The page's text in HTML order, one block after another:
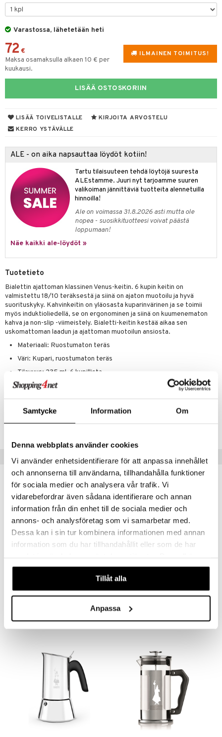
Samtycke Information Om
Denna webbplats använder cookies
Vi använder enhetsidentifierare för att anpassa innehållet
och annonserna till användarna, tillhandahålla funktioner
för sociala medier och analysera vår trafik. Vi
vidarebefordrar även sådana identifierare och annan
information från din enhet till de sociala medier och
annons- och analysföretag som vi samarbetar med.
Dessa kan i sin tur kombinera informationen med annan
information som du har tillhandahållit eller som de har
våra cookies vid fortsatt användande av vår webbplats.
Tillåt alla
Anpassa
Varastossa, lähetetään heti
ILMAINEN TOIMITUS!
72 €
Maksa osamaksulla alkaen 10 € per
kuukausi.
LISÄÄ OSTOSKORIIN
LISÄÄ TOIVELISTALLE
KIRJOITA ARVOSTELU
KERRO YSTÄVÄLLE
ALE - on aika napsauttaa löydöt kotiin!
Tartu tilaisuuteen tehdä löytöjä suuresta
ALEstamme. Juuri nyt tarjoamme suuren
valikoiman jännittäviä tuotteita alennetuilla
hinnoilla!
Ale on voimassa 31.8.2026 asti mutta ole
nopea - suosikkituotteesi voivat päästä
loppumaan!
Näe kaikki ale-löydöt »
Tuotetieto
Bialettin ajattoman klassinen Venus-keitin. 6 kupin keitin on
valmistettu 18/10 teräksestä ja siinä on ajaton muotoilu ja hyvä
suorituskyky. Kahvinkeitin on yläosasta kuparinvärinen ja se toimii
myös induktioliedellä, se on ergonominen ja siinä on kuumenematon
kahva ja non-slip -viimeistely. Bialetti-keitin kestää aikaa sen
uskomattoman laadun ja ajattoman muotoilun ansiosta.
Materiaali: Ruostumaton teräs
Väri: Kupari, ruostumaton teräs
Tilavuus: 235 ml, 6 kupillista
Korkeus: 19 cm
Tuotenumero
ICI85-1-XX
Vinkkejä sinulle
BIALETTI
Keitin Moka 6 kuppia
BIALETTI
48 €
& Kulhot
Siivous
sisustus
tarvikkeita
tekstiilit
koristelu
säilytys
tekstiilit
Saalit
& Tyynyliinat
& Peitot
& Koukut
& Korit
& Veistokset
Art
& Lyhdyt
& Hyllyt
& Koukut
& Korit
tekstiilit
tekstiilit
tekstiilit
& Tyynyliinat
hyönteissuoja
ruokinta
& Lyhdyt
& vastauksia